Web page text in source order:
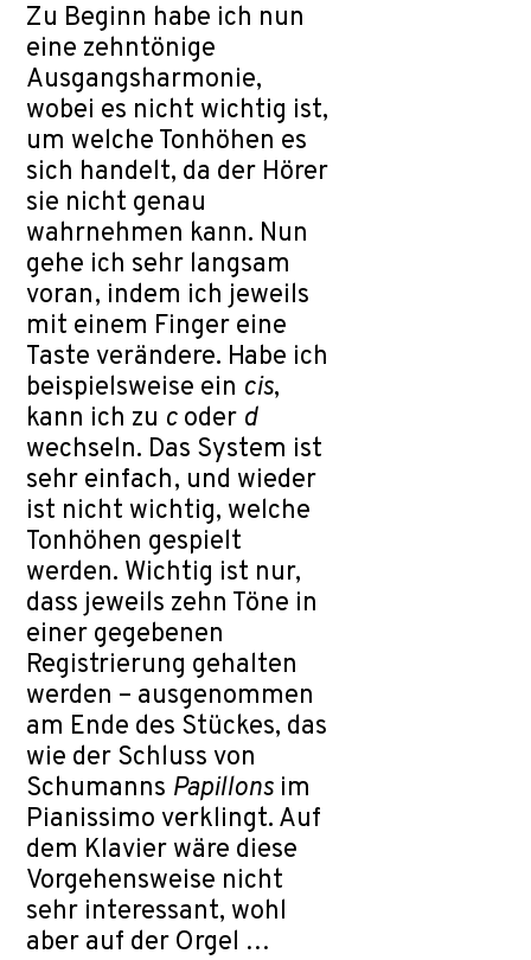
Zu Beginn habe ich nun
eine zehntönige
Ausgangsharmonie,
wobei es nicht wichtig ist,
um welche Tonhöhen es
sich handelt, da der Hörer
sie nicht genau
wahrnehmen kann. Nun
gehe ich sehr langsam
voran, indem ich jeweils
mit einem Finger eine
Taste verändere. Habe ich
beispielsweise ein cis,
kann ich zu c oder d
wechseln. Das System ist
sehr einfach, und wieder
ist nicht wichtig, welche
Tonhöhen gespielt
werden. Wichtig ist nur,
dass jeweils zehn Töne in
einer gegebenen
Registrierung gehalten
werden – ausgenommen
am Ende des Stückes, das
wie der Schluss von
Schumanns Papillons im
Pianissimo verklingt. Auf
dem Klavier wäre diese
Vorgehensweise nicht
sehr interessant, wohl
aber auf der Orgel …